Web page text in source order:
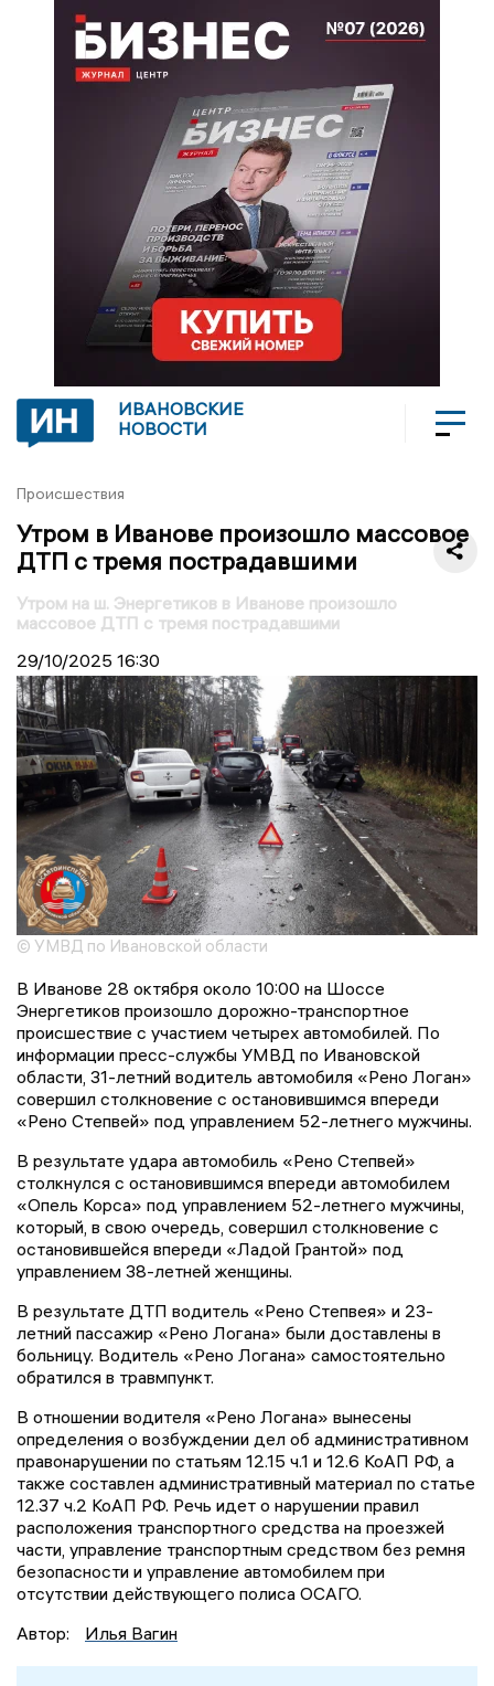
ИВАНОВСКИЕ
НОВОСТИ
Происшествия
Утром в Иванове произошло массовое
ДТП с тремя пострадавшими
Утром на ш. Энергетиков в Иванове произошло
массовое ДТП с тремя пострадавшими
29/10/2025 16:30
© УМВД по Ивановской области
В Иванове 28 октября около 10:00 на Шоссе
Энергетиков произошло дорожно-транспортное
происшествие с участием четырех автомобилей. По
информации пресс-службы УМВД по Ивановской
области, 31-летний водитель автомобиля «Рено Логан»
совершил столкновение с остановившимся впереди
«Рено Степвей» под управлением 52-летнего мужчины.
В результате удара автомобиль «Рено Степвей»
столкнулся с остановившимся впереди автомобилем
«Опель Корса» под управлением 52-летнего мужчины,
который, в свою очередь, совершил столкновение с
остановившейся впереди «Ладой Грантой» под
управлением 38-летней женщины.
В результате ДТП водитель «Рено Степвея» и 23-
летний пассажир «Рено Логана» были доставлены в
больницу. Водитель «Рено Логана» самостоятельно
обратился в травмпункт.
В отношении водителя «Рено Логана» вынесены
определения о возбуждении дел об административном
правонарушении по статьям 12.15 ч.1 и 12.6 КоАП РФ, а
также составлен административный материал по статье
12.37 ч.2 КоАП РФ. Речь идет о нарушении правил
расположения транспортного средства на проезжей
части, управление транспортным средством без ремня
безопасности и управление автомобилем при
отсутствии действующего полиса ОСАГО.
Автор:
Илья Вагин